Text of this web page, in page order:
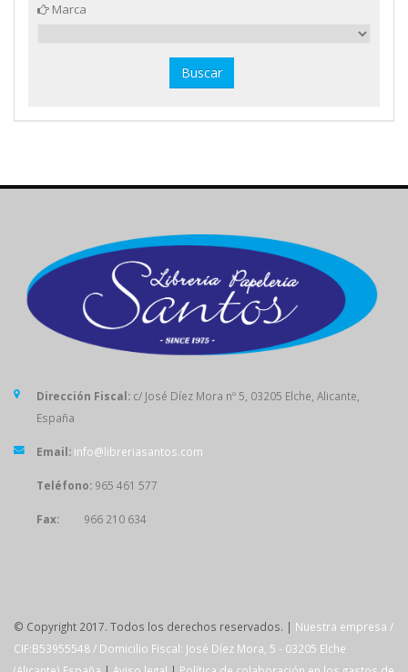
Marca
Dirección Fiscal: c/ José Díez Mora nº 5, 03205 Elche, Alicante,
España
Email: info@libreriasantos.com
Teléfono: 965 461 577
Fax: 966 210 634
© Copyright 2017. Todos los derechos reservados. | Nuestra empresa /
CIF:B53955548 / Domicilio Fiscal: José Díez Mora, 5 - 03205 Elche